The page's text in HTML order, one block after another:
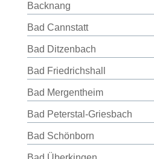
Backnang
Bad Cannstatt
Bad Ditzenbach
Bad Friedrichshall
Bad Mergentheim
Bad Peterstal-Griesbach
Bad Schönborn